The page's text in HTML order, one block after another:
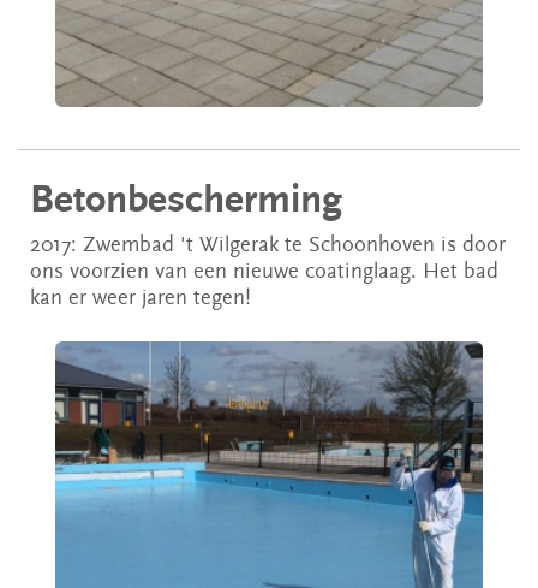
Betonbescherming
2017: Zwembad 't Wilgerak te Schoonhoven is door
ons voorzien van een nieuwe coatinglaag. Het bad
kan er weer jaren tegen!